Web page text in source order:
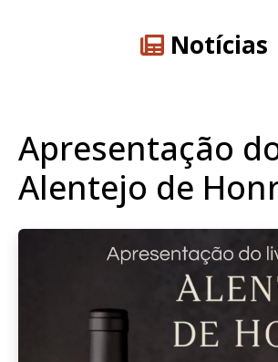
Notícias
Apresentação
Alentejo de